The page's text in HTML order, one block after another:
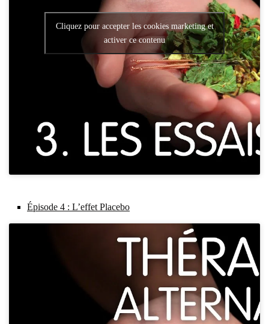
Cliquez pour accepter les cookies marketing et
activer ce contenu
Épi­sode 4 : L’ef­fet Pla­ce­bo